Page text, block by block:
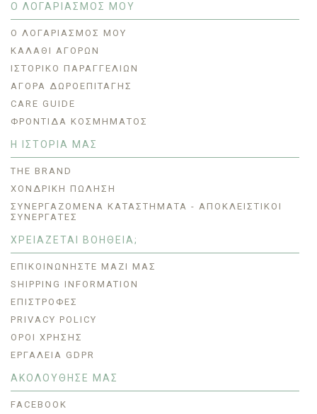
Ο ΛΟΓΑΡΙΑΣΜΟΣ ΜΟΥ
O ΛΟΓΑΡΙΑΣΜΌΣ ΜΟΥ
ΚΑΛΆΘΙ ΑΓΟΡΏΝ
ΙΣΤΟΡΙΚΌ ΠΑΡΑΓΓΕΛΙΏΝ
ΑΓΟΡΆ ΔΩΡΟΕΠΙΤΑΓΉΣ
CARE GUIDE
ΦΡΟΝΤΊΔΑ ΚΟΣΜΉΜΑΤΟΣ
Η ΙΣΤΟΡΙΑ ΜΑΣ
THE BRAND
ΧΟΝΔΡΙΚΗ ΠΩΛΗΣΗ
ΣΥΝΕΡΓΑΖΌΜΕΝΑ ΚΑΤΑΣΤΉΜΑΤΑ - ΑΠΟΚΛΕΙΣΤΙΚΟΊ
ΣΥΝΕΡΓΆΤΕΣ
ΧΡΕΙΑΖΕΤΑΙ ΒΟΗΘΕΙΑ;
ΕΠΙΚΟΙΝΩΝΉΣΤΕ ΜΑΖΊ ΜΑΣ
SHIPPING INFORMATION
ΕΠΙΣΤΡΟΦΈΣ
PRIVACY POLICY
ΟΡΟΙ ΧΡΗΣΗΣ
ΕΡΓΑΛΕΊΑ GDPR
ΑΚΟΛΟΥΘΗΣΕ ΜΑΣ
FACEBOOK